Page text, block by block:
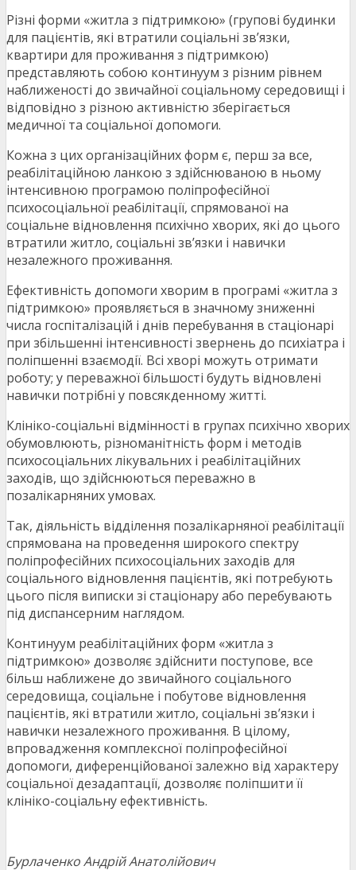
Різні форми «житла з підтримкою» (групові будинки
для пацієнтів, які втратили соціальні зв’язки,
квартири для проживання з підтримкою)
представляють собою континуум з різним рівнем
наближеності до звичайної соціальному середовищі і
відповідно з різною активністю зберігається
медичної та соціальної допомоги.
Кожна з цих організаційних форм є, перш за все,
реабілітаційною ланкою з здійснюваною в ньому
інтенсивною програмою поліпрофесійної
психосоціальної реабілітації, спрямованої на
соціальне відновлення психічно хворих, які до цього
втратили житло, соціальні зв’язки і навички
незалежного проживання.
Ефективність допомоги хворим в програмі «житла з
підтримкою» проявляється в значному зниженні
числа госпіталізацій і днів перебування в стаціонарі
при збільшенні інтенсивності звернень до психіатра і
поліпшенні взаємодії. Всі хворі можуть отримати
роботу; у переважної більшості будуть відновлені
навички потрібні у повсякденному житті.
Клініко-соціальні відмінності в групах психічно хворих
обумовлюють, різноманітність форм і методів
психосоціальних лікувальних і реабілітаційних
заходів, що здійснюються переважно в
позалікарняних умовах.
Так, діяльність відділення позалікарняної реабілітації
спрямована на проведення широкого спектру
поліпрофесійних психосоціальних заходів для
соціального відновлення пацієнтів, які потребують
цього після виписки зі стаціонару або перебувають
під диспансерним наглядом.
Континуум реабілітаційних форм «житла з
підтримкою» дозволяє здійснити поступове, все
більш наближене до звичайного соціального
середовища, соціальне і побутове відновлення
пацієнтів, які втратили житло, соціальні зв’язки і
навички незалежного проживання. В цілому,
впровадження комплексної поліпрофесійної
допомоги, диференційованої залежно від характеру
соціальної дезадаптації, дозволяє поліпшити її
клініко-соціальну ефективність.
Бурлаченко Андрій Анатолійович